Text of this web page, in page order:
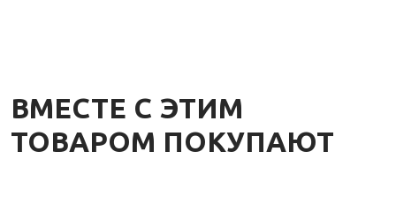
ВМЕСТЕ С ЭТИМ
ТОВАРОМ ПОКУПАЮТ